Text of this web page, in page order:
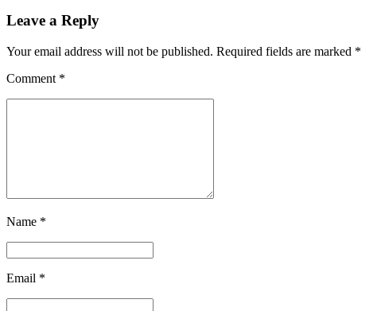
Leave a Reply
Your email address will not be published. Required fields are marked *
Comment *
Name *
Email *